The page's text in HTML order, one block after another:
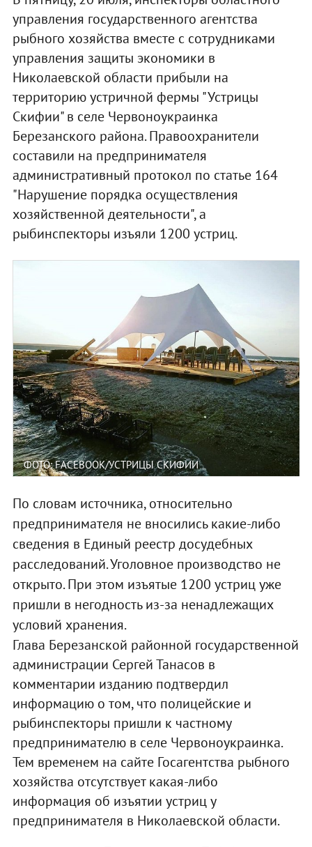
управления государственного агентства
рыбного хозяйства вместе с сотрудниками
управления защиты экономики в
Николаевской области прибыли на
территорию устричной фермы "Устрицы
Скифии" в селе Червоноукраинка
Березанского района. Правоохранители
составили на предпринимателя
административный протокол по статье 164
"Нарушение порядка осуществления
хозяйственной деятельности", а
рыбинспекторы изъяли 1200 устриц.
ФОТО: FACEBOOK/УСТРИЦЫ СКИФИИ
По словам источника, относительно
предпринимателя не вносились какие-либо
сведения в Единый реестр досудебных
расследований. Уголовное производство не
открыто. При этом изъятые 1200 устриц уже
пришли в негодность из-за ненадлежащих
условий хранения.
Глава Березанской районной государственной
администрации Сергей Танасов в
комментарии изданию подтвердил
информацию о том, что полицейские и
рыбинспекторы пришли к частному
предпринимателю в селе Червоноукраинка.
Тем временем на сайте Госагентства рыбного
хозяйства отсутствует какая-либо
информация об изъятии устриц у
предпринимателя в Николаевской области.